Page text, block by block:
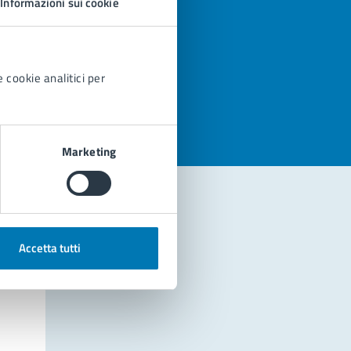
cookie analitici per
Marketing
Accetta tutti